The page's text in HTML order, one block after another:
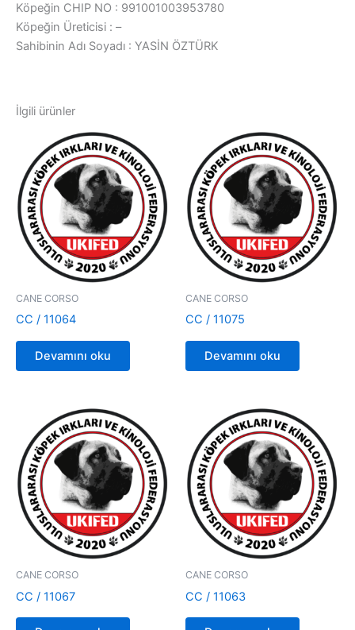
Köpeğin CHIP NO : 991001003953780
Köpeğin Üreticisi : –
Sahibinin Adı Soyadı : YASİN ÖZTÜRK
İlgili ürünler
CANE CORSO
CC / 11064
Devamını oku
CANE CORSO
CC / 11075
Devamını oku
CANE CORSO
CC / 11067
CANE CORSO
CC / 11063